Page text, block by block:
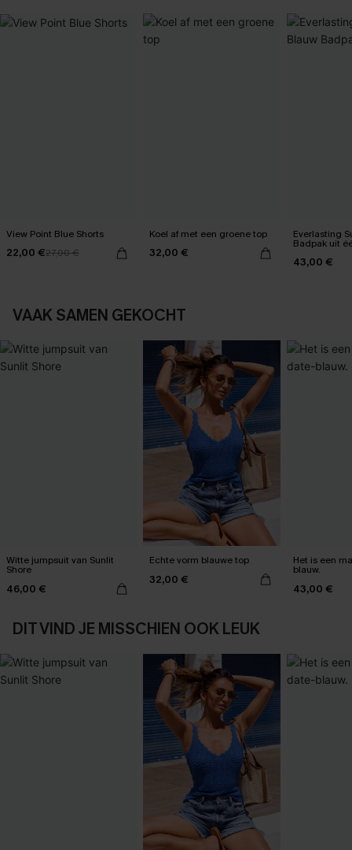
View Point Blue Shorts
22,00 €27,00 €
Koel af met een groene top
32,00 €
Everlasting
Badpak uit
43,00 €
VAAK SAMEN GEKOCHT
Witte jumpsuit van Sunlit
Shore
46,00 €
Echte vorm blauwe top
32,00 €
Het is een
blauw.
43,00 €
DIT VIND JE MISSCHIEN OOK LEUK